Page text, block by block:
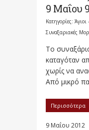
9 Μαΐου
Κατηγορίες: Άγιοι
Συναξαριακές
Το
καταγόταν
χωρίς να
Από μικρό
Περισσότερα
9 Μαΐου 2012